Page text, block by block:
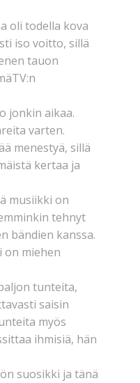
oli todella kova
iso voitto, sillä
tauon
jonkin aikaa.
varten.
menestyä, sillä
kertaa ja
musiikki on
tehnyt
bändien kanssa.
on miehen
tunteita,
saisin
myös
ihmisiä, hän
suosikki ja tänä